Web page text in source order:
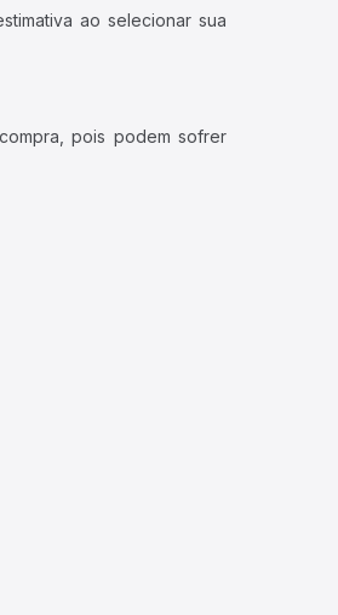
ao selecionar sua
pois podem sofrer